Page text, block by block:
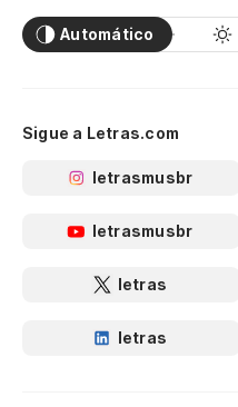
Automático
Sigue a Letras.com
letrasmusbr
letrasmusbr
letras
letras